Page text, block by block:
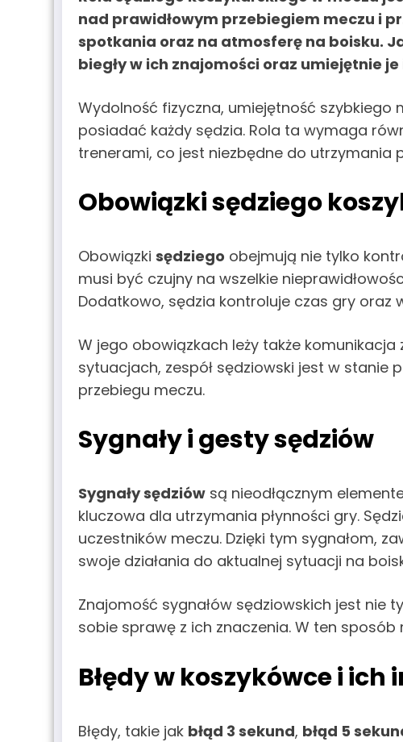
nad prawidłowym przebiegiem meczu i
spotkania oraz na atmosferę na boisku.
biegły w ich znajomości oraz umiejętnie
Wydolność fizyczna, umiejętność
posiadać każdy sędzia. Rola ta wymaga
trenerami, co jest niezbędne do utrzymania
Obowiązki sędziego
Obowiązki sędziego obejmują nie tylko
musi być czujny na wszelkie
Dodatkowo, sędzia kontroluje czas gry
W jego obowiązkach leży także
sytuacjach, zespół sędziowski jest w
przebiegu meczu.
Sygnały i gesty sędziów
Sygnały sędziów są nieodłącznym
kluczowa dla utrzymania płynności gry.
uczestników meczu. Dzięki tym sygnałom,
swoje działania do aktualnej sytuacji na
Znajomość sygnałów sędziowskich jest nie
sobie sprawę z ich znaczenia. W ten
Błędy w koszykówce i
Błędy, takie jak błąd 3 sekund, błąd 5